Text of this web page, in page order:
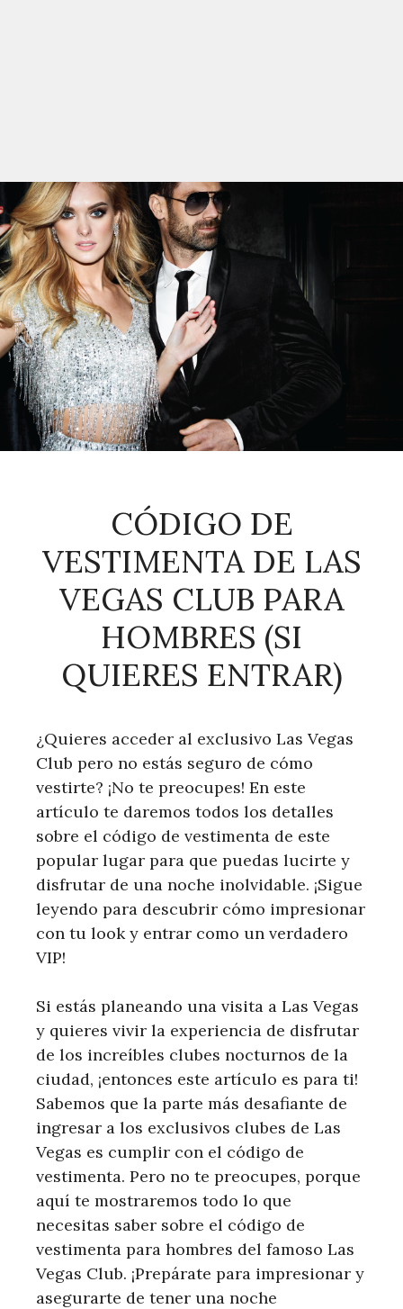
CÓDIGO DE
VESTIMENTA DE LAS
VEGAS CLUB PARA
HOMBRES (SI
QUIERES ENTRAR)
¿Quieres acceder al exclusivo Las Vegas
Club pero no estás seguro de cómo
vestirte? ¡No te preocupes! En este
artículo te daremos todos los detalles
sobre el código de vestimenta de este
popular lugar para que puedas lucirte y
disfrutar de una noche inolvidable. ¡Sigue
leyendo para descubrir cómo impresionar
con tu look y entrar como un verdadero
VIP!
Si estás planeando una visita a Las Vegas
y quieres vivir la experiencia de disfrutar
de los increíbles clubes nocturnos de la
ciudad, ¡entonces este artículo es para ti!
Sabemos que la parte más desafiante de
ingresar a los exclusivos clubes de Las
Vegas es cumplir con el código de
vestimenta. Pero no te preocupes, porque
aquí te mostraremos todo lo que
necesitas saber sobre el código de
vestimenta para hombres del famoso Las
Vegas Club. ¡Prepárate para impresionar y
asegurarte de tener una noche